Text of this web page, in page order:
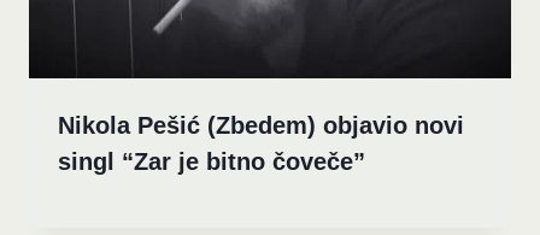
Nikola Pešić (Zbedem) objavio novi
singl “Zar je bitno čoveče”